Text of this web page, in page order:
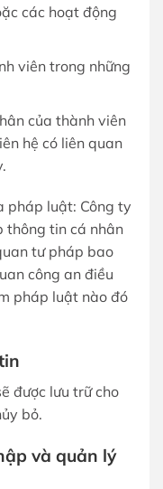
các hoạt động
viên trong những
của thành viên
hệ có liên quan
pháp luật: Công ty
thông tin cá nhân
tư pháp bao
công an điều
pháp luật nào đó
được lưu trữ cho
bỏ.
và quản lý